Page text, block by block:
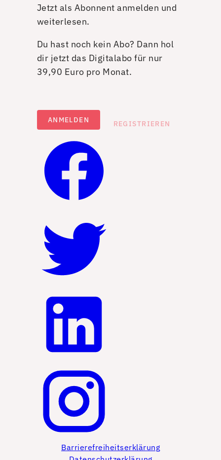
Jetzt als Abonnent anmelden und
weiterlesen.
Du hast noch kein Abo? Dann hol
dir jetzt das Digitalabo für nur
39,90 Euro pro Monat.
ANMELDEN REGISTRIEREN
Barrierefreiheitserklärung